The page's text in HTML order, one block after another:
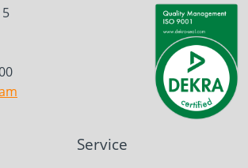
Service